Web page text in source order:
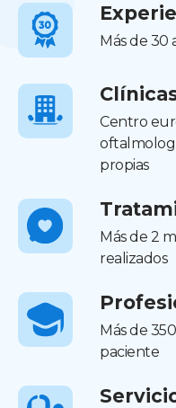
Más de 30
Centro
propias
Más de 2
realizados
Más de
paciente